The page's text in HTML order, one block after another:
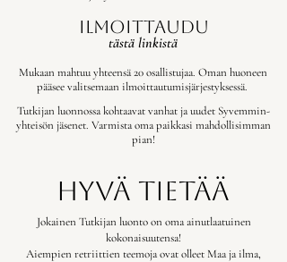
Ilmoittaudu
tästä linkistä
Mukaan mahtuu yhteensä 20 osallistujaa. Oman huoneen
pääsee valitsemaan ilmoittautumisjärjestyksessä.
Tutkijan luonnossa kohtaavat vanhat ja uudet Syvemmin-
yhteisön jäsenet. Varmista oma paikkasi mahdollisimman
pian!
hyvä tietää
Jokainen Tutkijan luonto on oma ainutlaatuinen
kokonaisuutensa!
Aiempien retriittien teemoja ovat olleet Maa ja ilma,